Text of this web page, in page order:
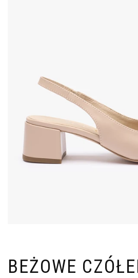
BEŻOWE